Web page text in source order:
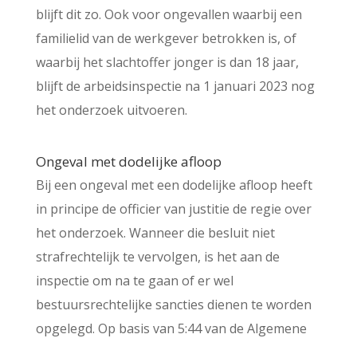
blijft dit zo. Ook voor ongevallen waarbij een
familielid van de werkgever betrokken is, of
waarbij het slachtoffer jonger is dan 18 jaar,
blijft de arbeidsinspectie na 1 januari 2023 nog
het onderzoek uitvoeren.
Ongeval met dodelijke afloop
Bij een ongeval met een dodelijke afloop heeft
in principe de officier van justitie de regie over
het onderzoek. Wanneer die besluit niet
strafrechtelijk te vervolgen, is het aan de
inspectie om na te gaan of er wel
bestuursrechtelijke sancties dienen te worden
opgelegd. Op basis van 5:44 van de Algemene